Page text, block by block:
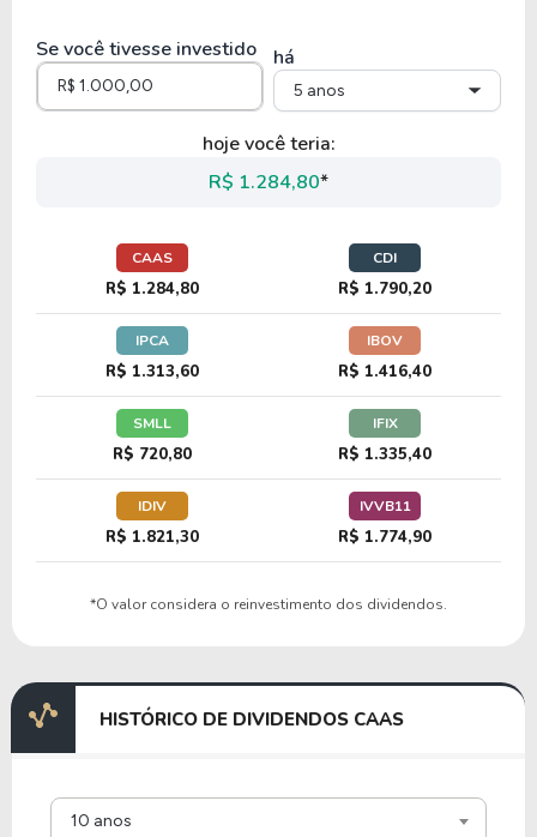
DASH
12,12 7,42%
LVS
17,70 314,63%
12,15 1,95 16,02% 2,06%
-229,25 -3.033,85%
Se você tivesse investido há
5 anos
hoje você teria:
R$ 1.284,80*
CAAS
R$ 1.284,80
CDI
R$ 1.790,20
IPCA
R$ 1.313,60
IBOV
R$ 1.416,40
SMLL
R$ 720,80
IFIX
R$ 1.335,40
IDIV
R$ 1.821,30
IVVB11
R$ 1.774,90
*O valor considera o reinvestimento dos dividendos.
HISTÓRICO DE DIVIDENDOS CAAS
10 anos